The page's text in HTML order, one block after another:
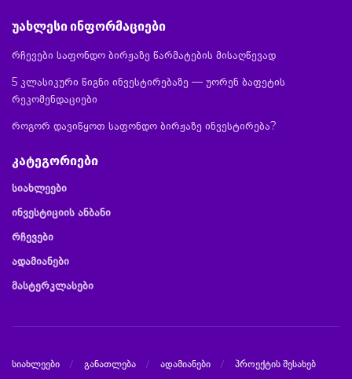
უახლესი ინფორმაციები
რჩევები საფონდო ბირჟაზე წარმატების მისაღწევად
5 კლასიკური წიგნი ინვესტირებაზე — უორენ ბაფეტის
რეკომენდაციები
როგორ დავიწყოთ საფონდო ბირჟაზე ინვესტირება?
კატეგორიები
სიახლეები
ინვესტიციის ანბანი
რჩევები
ადამიანები
მასტერკლასები
სიახლეები განათლება ადამიანები პროექტის შესახებ